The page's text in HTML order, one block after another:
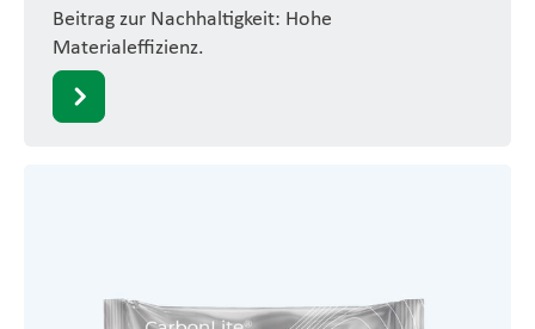
Beitrag zur Nachhaltigkeit: Hohe
Materialeffizienz.